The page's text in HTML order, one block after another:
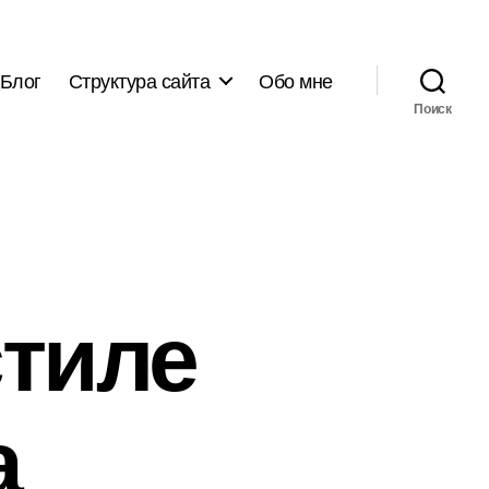
Блог Структура сайта Обо мне
Поиск